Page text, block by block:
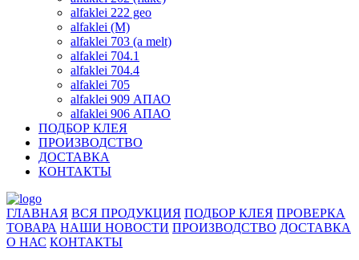
alfaklei 222 geo
alfaklei (M)
alfaklei 703 (a melt)
alfaklei 704.1
alfaklei 704.4
alfaklei 705
alfaklei 909 АПАО
alfaklei 906 АПАО
ПОДБОР КЛЕЯ
ПРОИЗВОДСТВО
ДОСТАВКА
КОНТАКТЫ
ГЛАВНАЯ ВСЯ ПРОДУКЦИЯ ПОДБОР КЛЕЯ ПРОВЕРКА
ТОВАРА НАШИ НОВОСТИ ПРОИЗВОДСТВО ДОСТАВКА
О НАС КОНТАКТЫ